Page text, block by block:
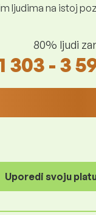
ljudima na istoj
80% ljudi
303 - 3
Uporedi svoju